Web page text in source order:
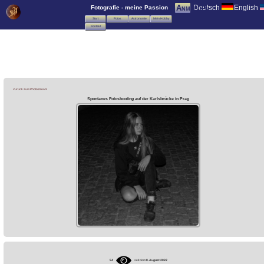
Deutsch English
Anmelden
Fotografie - meine Passion
Start Fotos Astronomie Mein Hobby
Kontakt
Zurück zum Photostream
Spontanes Fotoshooting auf der Karlsbrücke in Prag
54 seit dem8. August 2022